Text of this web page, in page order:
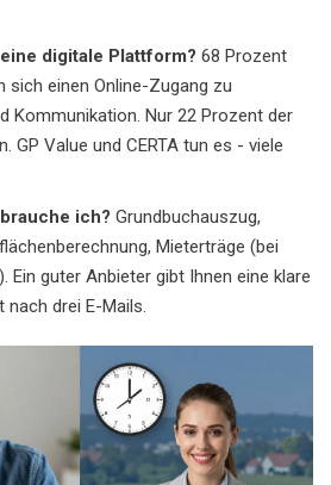
digitale Plattform? 68 Prozent
sich einen Online-Zugang zu
Kommunikation. Nur 22 Prozent der
GP Value und CERTA tun es - viele
ich? Grundbuchauszug,
Mieterträge (bei
Ein guter Anbieter gibt Ihnen eine klare
drei E-Mails.